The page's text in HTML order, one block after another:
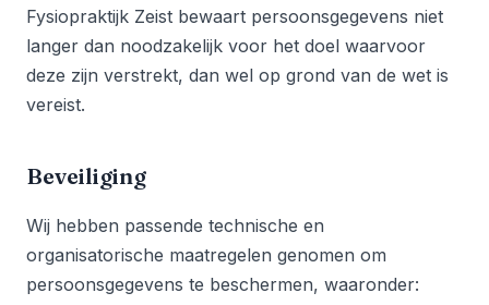
Fysiopraktijk Zeist bewaart persoonsgegevens niet
langer dan noodzakelijk voor het doel waarvoor
deze zijn verstrekt, dan wel op grond van de wet is
vereist.
Beveiliging
Wij hebben passende technische en
organisatorische maatregelen genomen om
persoonsgegevens te beschermen, waaronder: